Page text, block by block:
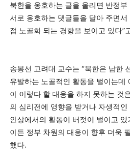
북한을 옹호하는 글을 올리면 반정
서로 옹호하는 댓글들을 달아 주면
점 노골화 되는 경향을 보이고 있다”
송봉선 고려대 교수는 “북한은 남한
유발하는 노골적인 활동을 벌이는데
이 이렇다 할 대응을 하지 못하는 것
의 심리전에 영향을 받거나 자생적인
인상에서의 활동이 버젓이 벌이고
이든 정부 차원의 대응이 향후 더욱
했다.